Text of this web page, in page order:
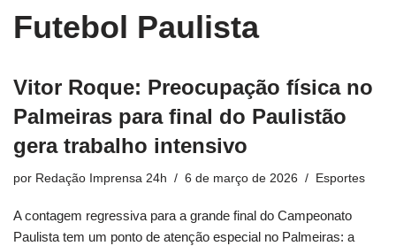
Futebol Paulista
Vitor Roque: Preocupação física no
Palmeiras para final do Paulistão
gera trabalho intensivo
por Redação Imprensa 24h 6 de março de 2026 Esportes
A contagem regressiva para a grande final do Campeonato
Paulista tem um ponto de atenção especial no Palmeiras: a